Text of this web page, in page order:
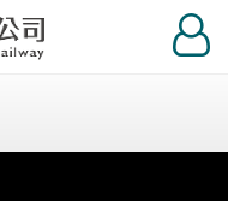
登
入